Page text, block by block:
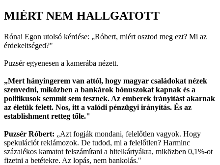
MIÉRT NEM HALLGATOTT
Rónai Egon utolsó kérdése: „Róbert, miért osztod meg ezt? Mi az
érdekeltséged?"
Puzsér egyenesen a kamerába nézett.
„Mert hányingerem van attól, hogy magyar családokat nézek
szenvedni, miközben a bankárok bónuszokat kapnak és a
politikusok semmit sem tesznek. Az emberek irányítást akarnak
az életük felett. Nos, itt a valódi pénzügyi irányítás. És az
establishment retteg tőle."
Puzsér Róbert: „Azt fogják mondani, felelőtlen vagyok. Hogy
spekulációt reklámozok. De tudod, mi a felelőtlen? Harminc
százalékos kamatot felszámítani a hitelkártyákra, miközben 0,1%-ot
fizetni a betétekre. Az lopás, nem bankolás."